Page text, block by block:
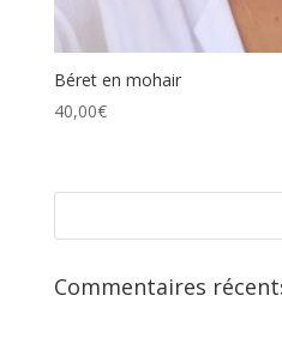
Béret en mohair
40,00€
Commentaires